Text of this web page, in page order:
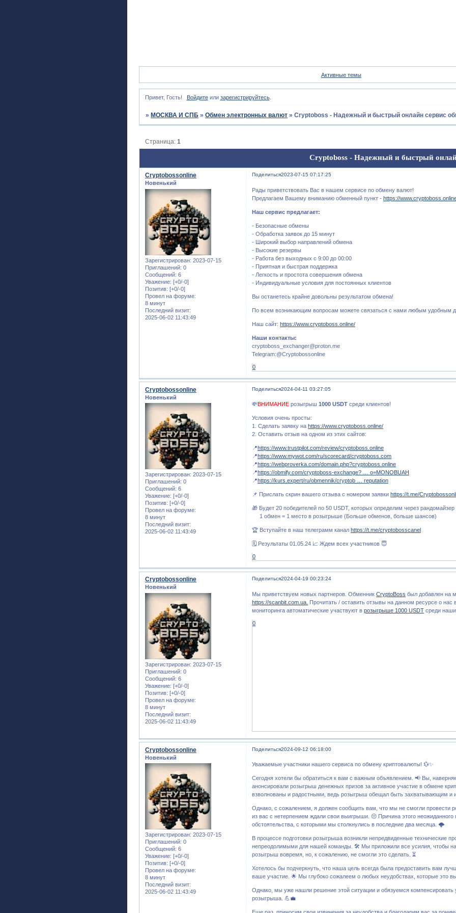
Активные темы
Привет, Гость! Войдитеили зарегистрируйтесь.
» МОСКВА И СПБ »Обмен электронных валют »Cryptoboss - Надежный и быстрый онлайн сервис
Cryptoboss - Надежный и быстрый
Страница:1
Поделиться2023-07-15 07:17:25
Cryptobossonline
Новенький
Зарегистрирован: 2023-07-15
Приглашений: 0
Сообщений: 6
Уважение: [+0/-0]
Позитив: [+0/-0]
Провел на форуме:
8 минут
Последний визит:
2025-06-02 11:43:49
Рады приветствовать Вас в нашем сервисе по обмену валют!
Предлагаем Вашему вниманию обменный пункт -https://
Наш сервис предлагает:
- Безопасные обмены
- Обработка заявок до 15 минут
- Широкий выбор направлений обмена
- Высокие резервы
- Работа без выходных с 9:00 до 00:00
- Приятная и быстрая поддержка
- Легкость и простота совершения обмена
- Индивидуальные условия для постоянных клиентов
Вы останетесь крайне довольны результатом обмена!
По всем возникающим вопросам можете связаться с нами любым удобным
Наш сайт:https://www.cryptoboss.online/
Наши контакты:
cryptoboss_exchanger@proton.me
Telegram:@Cryptobossonline
0
Поделиться2024-04-11 03:27:05
Cryptobossonline
Новенький
Зарегистрирован: 2023-07-15
Приглашений: 0
Сообщений: 6
Уважение: [+0/-0]
Позитив: [+0/-0]
Провел на форуме:
8 минут
Последний визит:
2025-06-02 11:43:49
💸ВНИМАНИЕ розыгрыш1000 USDT среди клиентов!
Условия очень просты:
1. Сделать заявку на https://www.cryptoboss.online/
2. Оставить отзыв на одном из этих сайтов:
📍https://www.trustpilot.com/review/cryptoboss.online
📍https://www.mywot.com/ru/scorecard/cryptoboss.com
📍https://webproverka.com/domain.php?cryptoboss.online
📍https://obmify.com/cryptoboss-exchange? … o=MONOBUAH
📍https://kurs.expert/ru/obmennik/cryptob … reputation
📌 Прислать скрин вашего отзыва с номером заявки https://t.me/
🎁 Будет 20 победителей по 50 USDT, которых определим через рандомайзер
1 обмен = 1 место в розыгрыше (Больше обменов, больше шансов)
🏆 Вступайте в наш телеграмм канал https://t.me/cryptobosscanel
🗓 Результаты 01.05.24 📈 Ждем всех участников 😇
0
Поделиться2024-04-19 00:23:24
Cryptobossonline
Новенький
Зарегистрирован: 2023-07-15
Приглашений: 0
Сообщений: 6
Уважение: [+0/-0]
Позитив: [+0/-0]
Провел на форуме:
8 минут
Последний визит:
2025-06-02 11:43:49
Мы приветствуем новых партнеров. ОбменникCryptoBoss был добавлен на
https://scanbit.com.ua. Прочитать / оставить отзывы на данном ресурсе о нас
мониторинга автоматические участвуют врозыгрыше 1000 USDT среди
0
Поделиться2024-09-12 06:18:00
Cryptobossonline
Новенький
Зарегистрирован: 2023-07-15
Приглашений: 0
Сообщений: 6
Уважение: [+0/-0]
Позитив: [+0/-0]
Провел на форуме:
8 минут
Последний визит:
2025-06-02 11:43:49
Уважаемые участники нашего сервиса по обмену криптовалюты! 💱✨
Сегодня хотели бы обратиться к вам с важным объявлением. 📢 Вы,
анонсировали розыгрыш денежных призов за активное участие в обмене
взволнованы и радостными, ведь розыгрыш обещал быть захватывающим и
Однако, с сожалением, я должен сообщить вам, что мы не смогли провести
из вас с нетерпением ждали свои выигрыши. 😔 Причина этого
обстоятельства, с которыми мы столкнулись в последние два месяца. 🌩️
В процессе подготовки розыгрыша возникли непредвиденные технические
непреодолимыми для нашей команды. 🛠️ Мы приложили все усилия, чтобы
розыгрыш вовремя, но, к сожалению, не смогли это сделать. ⏳
Хотелось бы подчеркнуть, что наша цель всегда была предоставить вам
ваше участие. 🌟 Мы глубоко сожалеем о любых неудобствах, которые это
Однако, мы уже нашли решение этой ситуации и обязуемся
розыгрыша. 💪💼